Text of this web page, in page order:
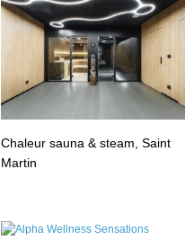
Chaleur sauna & steam, Saint
Martin